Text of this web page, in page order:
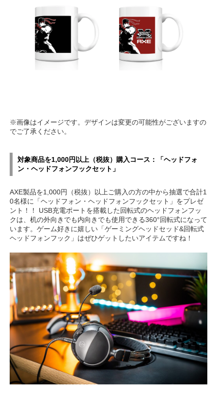
※画像はイメージです。デザインは変更の可能性がございますの
でご了承ください。
対象商品を1,000円以上（税抜）購入コース：「ヘッドフォ
ン・ヘッドフォンフックセット」
AXE製品を1,000円（税抜）以上ご購入の方の中から抽選で合計1
0名様に「ヘッドフォン・ヘッドフォンフックセット」をプレゼ
ント！！ USB充電ポートを搭載した回転式のヘッドフォンフッ
クは、机の外向きでも内向きでも使用できる360°回転式になって
います。ゲーム好きに嬉しい「ゲーミングヘッドセッド&回転式
ヘッドフォンフック」はぜひゲットしたいアイテムですね！